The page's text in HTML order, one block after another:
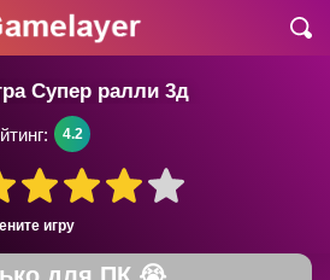
Супер ралли 3д
игру
4.2